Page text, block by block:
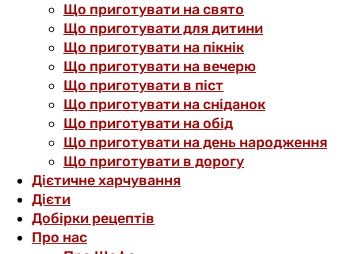
Що приготувати на свято
Що приготувати для дитини
Що приготувати на пікнік
Що приготувати на вечерю
Що приготувати в піст
Що приготувати на сніданок
Що приготувати на обід
Що приготувати на день народження
Що приготувати в дорогу
Дієтичне харчування
Дієти
Добірки рецептів
Про нас